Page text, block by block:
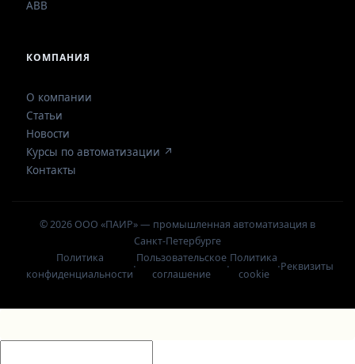
ABB
КОМПАНИЯ
О компании
Статьи
Новости
Курсы по автоматизации ↗
Контакты
© 2026 ООО «ПАИР» — промышленная автоматизация в
Санкт-Петербурге
Политика
конфиденциальности
·
Пользовательское
соглашение
·
Политика
cookie
·Реквизиты